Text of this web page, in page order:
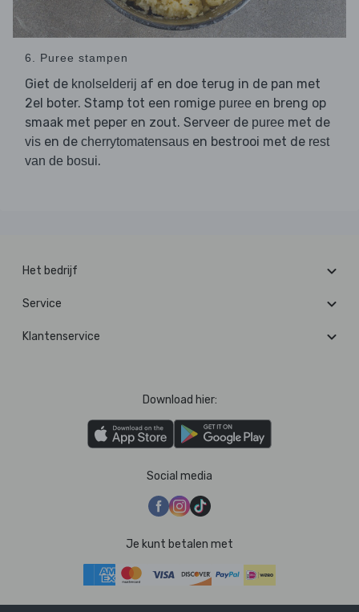
6. Puree stampen
Giet de knolselderij af en doe terug in de pan met
2el boter. Stamp tot een romige puree en breng op
smaak met peper en zout. Serveer de puree met de
vis en de cherrytomatensaus en bestrooi met de rest
van de bosui.
Het bedrijf
Service
Klantenservice
Download hier:
Social media
Je kunt betalen met